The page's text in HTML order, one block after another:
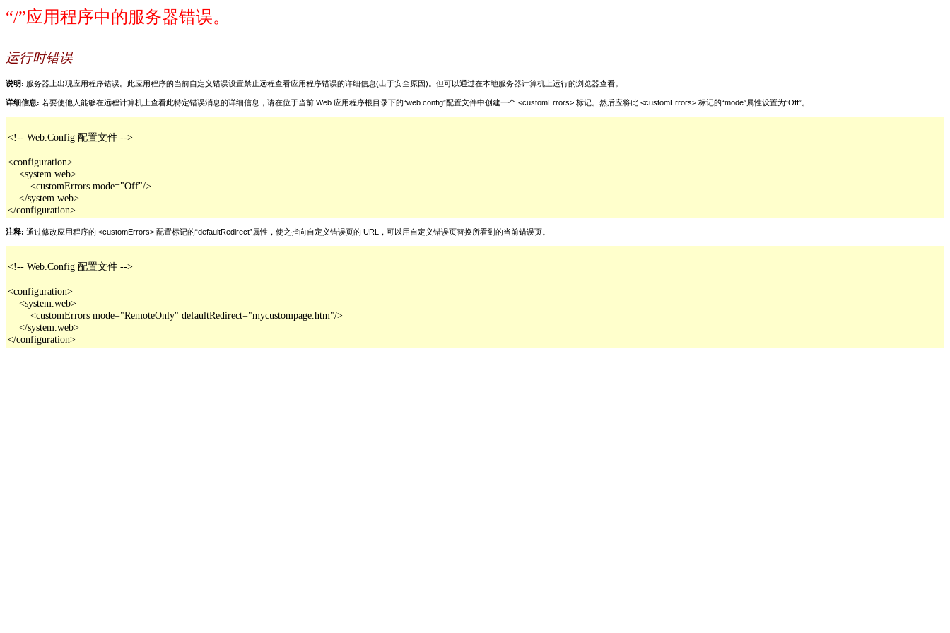
“/”应用程序中的服务器错误。
运行时错误
说明: 服务器上出现应用程序错误。此应用程序的当前自定义错误设置禁止远程查看应用程序错误的详细信息(出于安全原因)。但可以通过在本地服务器计算机上运行的浏览器查看。
详细信息: 若要使他人能够在远程计算机上查看此特定错误消息的详细信息，请在位于当前 Web 应用程序根目录下的“web.config”配置文件中创建一个 <customErrors> 标记。然后应将此 <customErrors> 标记的“mode”属性设置为“Off”。
<!-- Web.Config 配置文件 -->
<configuration>
    <system.web>
        <customErrors mode="Off"/>
    </system.web>
</configuration>
注释: 通过修改应用程序的 <customErrors> 配置标记的“defaultRedirect”属性，使之指向自定义错误页的 URL，可以用自定义错误页替换所看到的当前错误页。
<!-- Web.Config 配置文件 -->
<configuration>
    <system.web>
        <customErrors mode="RemoteOnly" defaultRedirect="mycustompage.htm"/>
    </system.web>
</configuration>